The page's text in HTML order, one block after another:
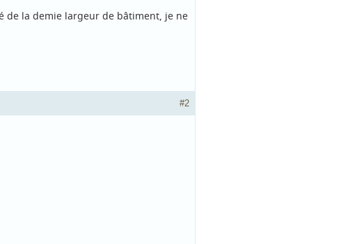
de la demie largeur de bâtiment, je ne
#2